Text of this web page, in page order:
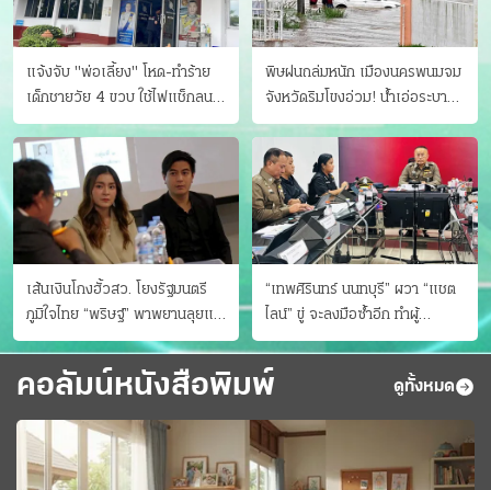
แจ้งจับ "พ่อเลี้ยง" โหด-ทําร้าย
เด็กชายวัย 4 ขวบ ใช้ไฟแช็กลน
บาดเจ็บ
พิษฝนถล่มหนัก เมืองนครพนมจม
จังหวัดริมโขงอ่วม! นํ้าเอ่อระบาย
ไม่ทัน แม่ปิงทะลักล้น
เส้นเงินโกงฮั้วสว. โยงรัฐมนตรี
ภูมิใจไทย “พริษฐ์” พาพยานลุยแฉ
มีโอนให้คนกกต.ด้วย
“เทพศิรินทร์ นนทบุรี” ผวา “แชต
ไลน์” ขู่ จะลงมือซ้ำอีก ทําผู้
ปกครองแตกตื่นแจ้งตำรวจ
คอลัมน์หนังสือพิมพ์ ดูทั้งหมด